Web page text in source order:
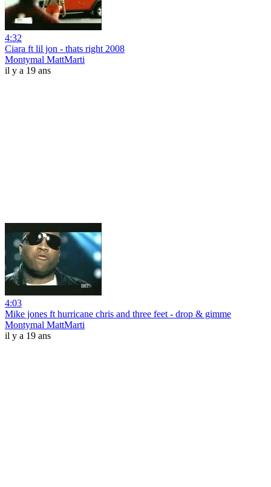
4:32
Ciara ft lil jon - thats right 2008
Montymal MattMarti
il y a 19 ans
4:03
Mike jones ft hurricane chris and three feet - drop & gimme
Montymal MattMarti
il y a 19 ans